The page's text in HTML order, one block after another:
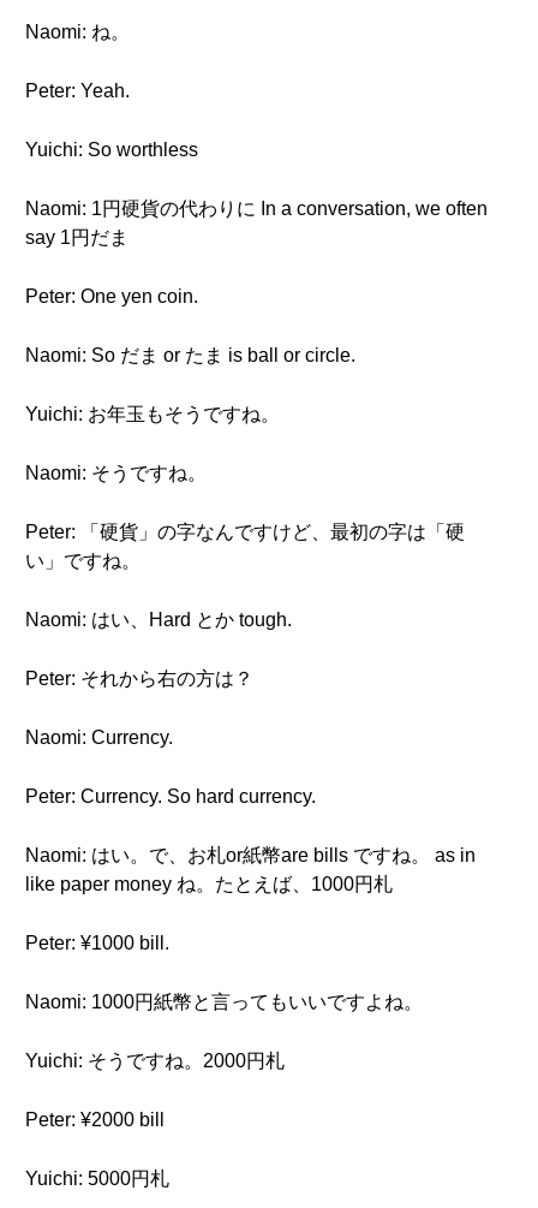
Naomi: ね。
Peter: Yeah.
Yuichi: So worthless
Naomi: 1円硬貨の代わりに In a conversation, we often
say 1円だま
Peter: One yen coin.
Naomi: So だま or たま is ball or circle.
Yuichi: お年玉もそうですね。
Naomi: そうですね。
Peter: 「硬貨」の字なんですけど、最初の字は「硬
い」ですね。
Naomi: はい、Hard とか tough.
Peter: それから右の方は？
Naomi: Currency.
Peter: Currency. So hard currency.
Naomi: はい。で、お札or紙幣are bills ですね。 as in
like paper money ね。たとえば、1000円札
Peter: ¥1000 bill.
Naomi: 1000円紙幣と言ってもいいですよね。
Yuichi: そうですね。2000円札
Peter: ¥2000 bill
Yuichi: 5000円札